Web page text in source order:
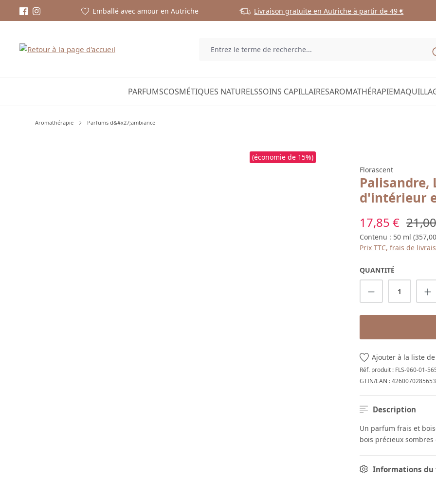
Emballé avec amour en Autriche Livraison gratuite en Autriche à partir de 49 €
PARFUMSCOSMÉTIQUES NATURELSSOINS CAPILLAIRESAROMATHÉRAPIE
Aromathérapie Parfums d&#x27;ambiance
(économie de 15%)
Florascent
Palisandre,
d'intérieur
Prix de vente :
17,85 € Prix
Contenu : 50 ml
Prix TTC, frais de
QUANTITÉ
Quantité de
Ajouter à la liste
Réf. produit : FLS-960-01-
GTIN/EAN :4260070285653
Description
Un parfum frais et
bois précieux
Informations